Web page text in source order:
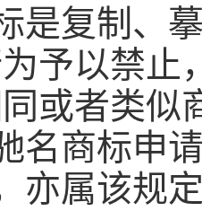
是复制、
予以禁
或者类似
名商标申
亦属该规